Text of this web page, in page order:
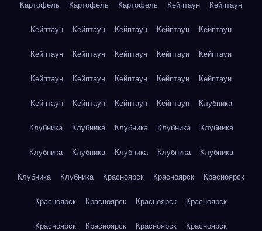
Картофель Картофель Картофель Кейптаун Кейптаун
Кейптаун Кейптаун Кейптаун Кейптаун Кейптаун
Кейптаун Кейптаун Кейптаун Кейптаун Кейптаун
Кейптаун Кейптаун Кейптаун Кейптаун Кейптаун
Кейптаун Кейптаун Кейптаун Кейптаун Клубника
Клубника Клубника Клубника Клубника Клубника
Клубника Клубника Клубника Клубника Клубника
Клубника Клубника Красноярск Красноярск Красноярск
Красноярск Красноярск Красноярск Красноярск
Красноярск Красноярск Красноярск Красноярск